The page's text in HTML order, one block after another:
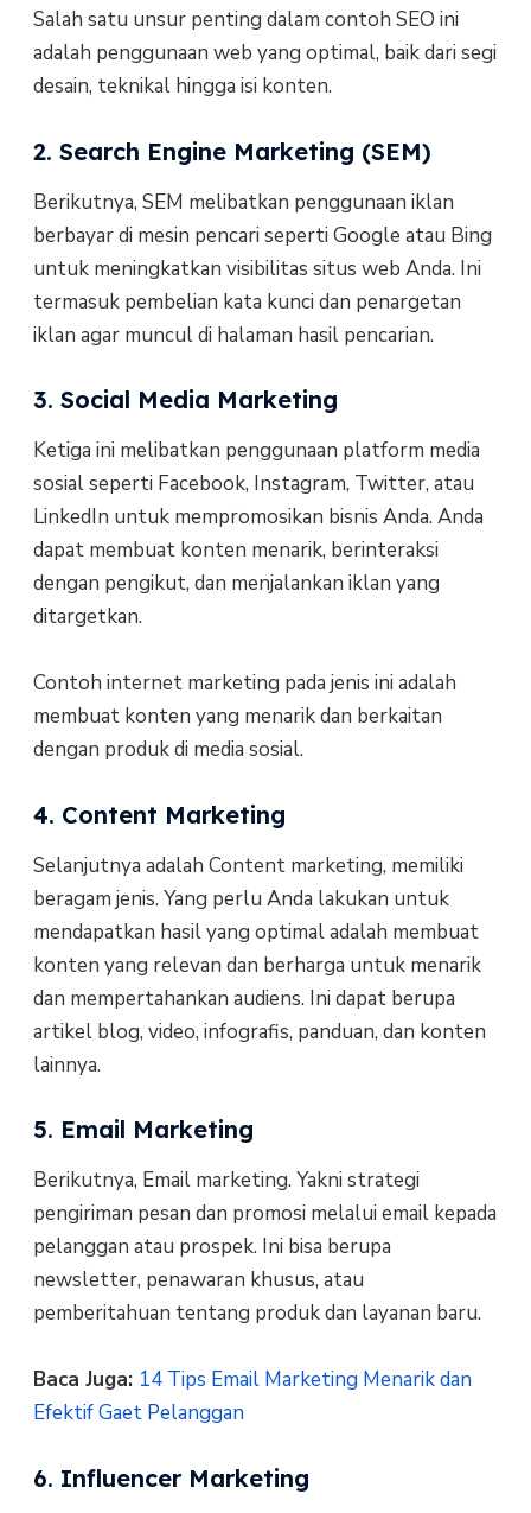
Salah satu unsur penting dalam contoh SEO ini
adalah penggunaan web yang optimal, baik dari segi
desain, teknikal hingga isi konten.
2. Search Engine Marketing (SEM)
Berikutnya, SEM melibatkan penggunaan iklan
berbayar di mesin pencari seperti Google atau Bing
untuk meningkatkan visibilitas situs web Anda. Ini
termasuk pembelian kata kunci dan penargetan
iklan agar muncul di halaman hasil pencarian.
3. Social Media Marketing
Ketiga ini melibatkan penggunaan platform media
sosial seperti Facebook, Instagram, Twitter, atau
LinkedIn untuk mempromosikan bisnis Anda. Anda
dapat membuat konten menarik, berinteraksi
dengan pengikut, dan menjalankan iklan yang
ditargetkan.
Contoh internet marketing pada jenis ini adalah
membuat konten yang menarik dan berkaitan
dengan produk di media sosial.
4. Content Marketing
Selanjutnya adalah Content marketing, memiliki
beragam jenis. Yang perlu Anda lakukan untuk
mendapatkan hasil yang optimal adalah membuat
konten yang relevan dan berharga untuk menarik
dan mempertahankan audiens. Ini dapat berupa
artikel blog, video, infografis, panduan, dan konten
lainnya.
5. Email Marketing
Berikutnya, Email marketing. Yakni strategi
pengiriman pesan dan promosi melalui email kepada
pelanggan atau prospek. Ini bisa berupa
newsletter, penawaran khusus, atau
pemberitahuan tentang produk dan layanan baru.
Baca Juga: 14 Tips Email Marketing Menarik dan
Efektif Gaet Pelanggan
6. Influencer Marketing